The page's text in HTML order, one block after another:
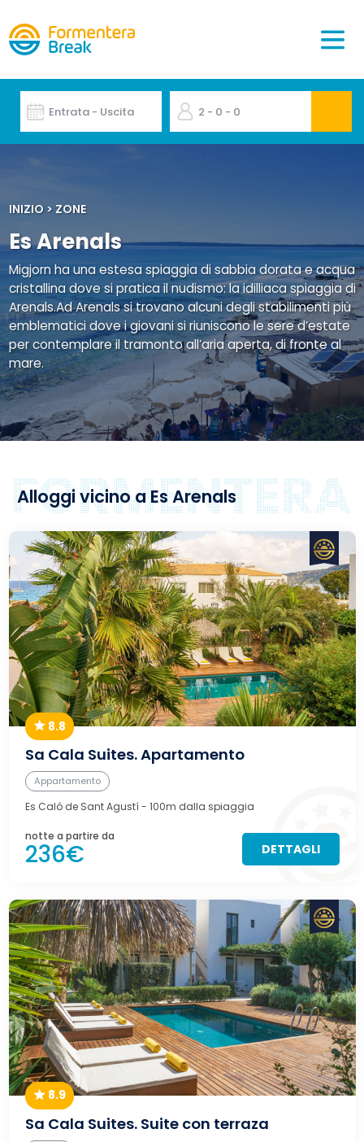
Entrata - Uscita 2 - 0 - 0
INIZIO> ZONE
Es Arenals
Migjorn ha una estesa spiaggia di sabbia dorata e acqua
cristallina dove si pratica il nudismo: la idilliaca spiaggia di
Arenals.Ad Arenals si trovano alcuni degli stabilimenti più
emblematici dove i giovani si riuniscono le sere d’estate
per contemplare il tramonto all’aria aperta, di fronte al
mare.
Alloggi vicino a Es Arenals
8.8
Sa Cala Suites. Apartamento
Appartamento
Es Caló de Sant Agustí- 100m dalla spiaggia
notte a partire da
236€ DETTAGLI
8.9
Sa Cala Suites. Suite con terraza